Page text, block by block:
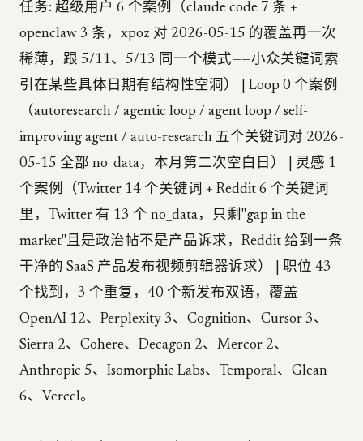
任务: 超级用户 6 个案例（claude code 7 条 +
openclaw 3 条，xpoz 对 2026-05-15 的覆盖再一次
稀薄，跟 5/11、5/13 同一个模式——小众关键词索
引在某些具体日期有结构性空洞） | Loop 0 个案例
（autoresearch / agentic loop / agent loop / self-
improving agent / auto-research 五个关键词对 2026-
05-15 全部 no_data，本月第二次空白日） | 灵感 1
个案例（Twitter 14 个关键词 + Reddit 6 个关键词
里，Twitter 有 13 个 no_data，只剩"gap in the
market"且是政治帖不是产品诉求，Reddit 给到一条
干净的 SaaS 产品发布视频剪辑器诉求） | 职位 43
个找到，3 个重复，40 个新发布双语，覆盖
OpenAI 12、Perplexity 3、Cognition、Cursor 3、
Sierra 2、Cohere、Decagon 2、Mercor 2、
Anthropic 5、Isomorphic Labs、Temporal、Glean
6、Vercel。